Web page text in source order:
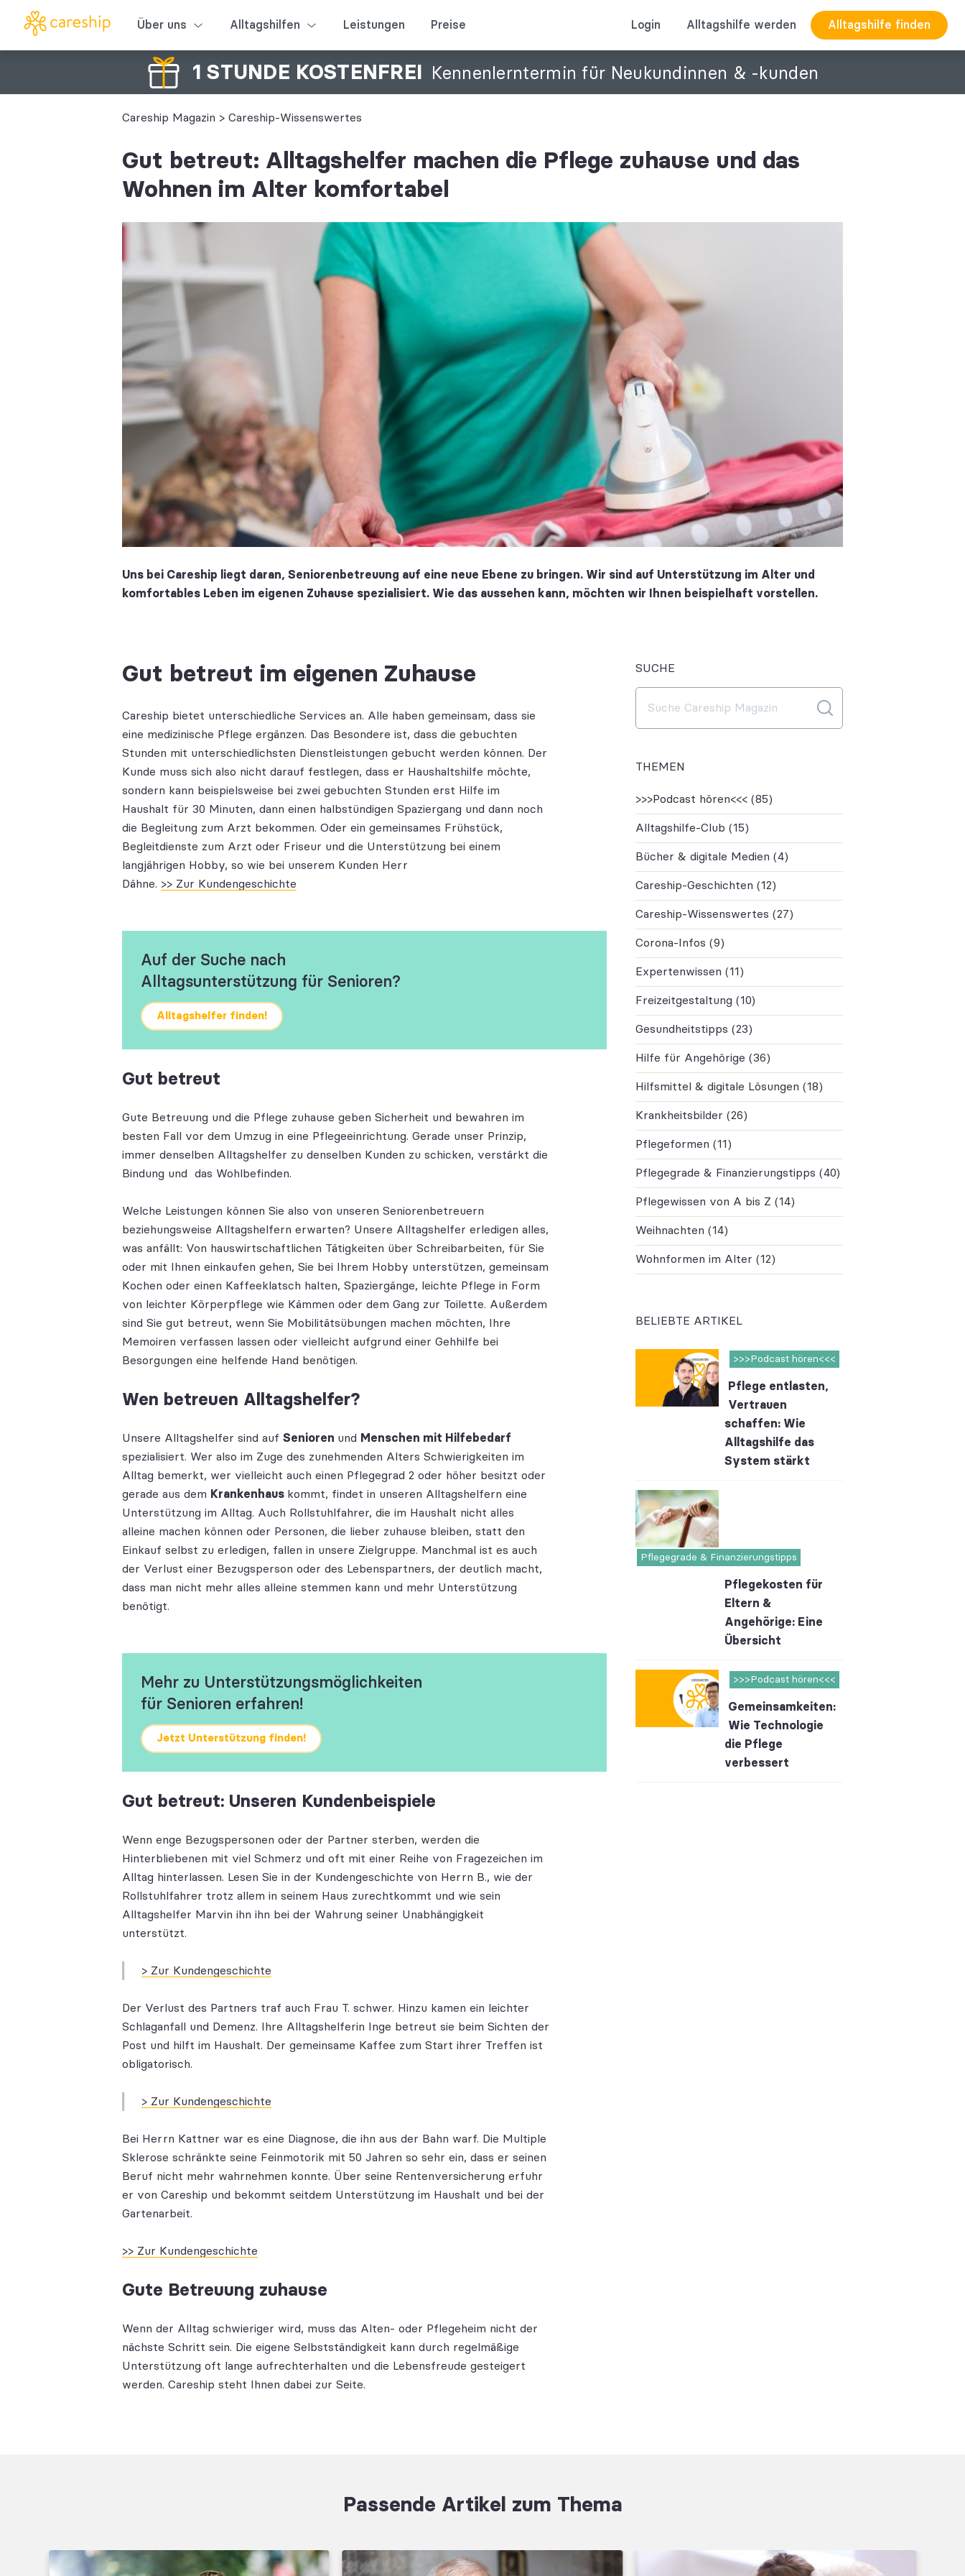
Über uns Alltagshilfen Leistungen Preise Login Alltagshilfe werden Alltagshilfe finden
1 STUNDE KOSTENFREI Kennenlerntermin für Neukundinnen & -kunden
Careship Magazin >Careship-Wissenswertes
Gut betreut: Alltagshelfer machen die Pflege zuhause und das
Wohnen im Alter komfortabel
Uns bei Careship liegt daran, Seniorenbetreuung auf eine neue Ebene zu bringen. Wir sind auf Unterstützung im Alter und
komfortables Leben im eigenen Zuhause spezialisiert. Wie das aussehen kann, möchten wir Ihnen beispielhaft vorstellen.
Gut betreut im eigenen Zuhause
Careship bietet unterschiedliche Services an. Alle haben gemeinsam, dass sie
eine medizinische Pflege ergänzen. Das Besondere ist, dass die gebuchten
Stunden mit unterschiedlichsten Dienstleistungen gebucht werden können. Der
Kunde muss sich also nicht darauf festlegen, dass er Haushaltshilfe möchte,
sondern kann beispielsweise bei zwei gebuchten Stunden erst Hilfe im
Haushalt für 30 Minuten, dann einen halbstündigen Spaziergang und dann noch
die Begleitung zum Arzt bekommen. Oder ein gemeinsames Frühstück,
Begleitdienste zum Arzt oder Friseur und die Unterstützung bei einem
langjährigen Hobby, so wie bei unserem Kunden Herr
Dähne. >> Zur Kundengeschichte
Auf der Suche nach
Alltagsunterstützung für Senioren?
Alltagshelfer finden!
Gut betreut
Gute Betreuung und die Pflege zuhause geben Sicherheit und bewahren im
besten Fall vor dem Umzug in eine Pflegeeinrichtung. Gerade unser Prinzip,
immer denselben Alltagshelfer zu denselben Kunden zu schicken, verstärkt die
Bindung und das Wohlbefinden.
Welche Leistungen können Sie also von unseren Seniorenbetreuern
beziehungsweise Alltagshelfern erwarten? Unsere Alltagshelfer erledigen alles,
was anfällt: Von hauswirtschaftlichen Tätigkeiten über Schreibarbeiten, für Sie
oder mit Ihnen einkaufen gehen, Sie bei Ihrem Hobby unterstützen, gemeinsam
Kochen oder einen Kaffeeklatsch halten, Spaziergänge, leichte Pflege in Form
von leichter Körperpflege wie Kämmen oder dem Gang zur Toilette. Außerdem
sind Sie gut betreut, wenn Sie Mobilitätsübungen machen möchten, Ihre
Memoiren verfassen lassen oder vielleicht aufgrund einer Gehhilfe bei
Besorgungen eine helfende Hand benötigen.
Wen betreuen Alltagshelfer?
Unsere Alltagshelfer sind aufSenioren und Menschen mit Hilfebedarf
spezialisiert. Wer also im Zuge des zunehmenden Alters Schwierigkeiten im
Alltag bemerkt, wer vielleicht auch einen Pflegegrad 2 oder höher besitzt oder
gerade aus dem Krankenhaus kommt, findet in unseren Alltagshelfern eine
Unterstützung im Alltag. Auch Rollstuhlfahrer, die im Haushalt nicht alles
alleine machen können oder Personen, die lieber zuhause bleiben, statt den
Einkauf selbst zu erledigen, fallen in unsere Zielgruppe. Manchmal ist es auch
der Verlust einer Bezugsperson oder des Lebenspartners, der deutlich macht,
dass man nicht mehr alles alleine stemmen kann und mehr Unterstützung
benötigt.
Mehr zu Unterstützungsmöglichkeiten
für Senioren erfahren!
Jetzt Unterstützung finden!
Gut betreut: Unseren Kundenbeispiele
Wenn enge Bezugspersonen oder der Partner sterben, werden die
Hinterbliebenen mit viel Schmerz und oft mit einer Reihe von Fragezeichen im
Alltag hinterlassen. Lesen Sie in der Kundengeschichte von Herrn B., wie der
Rollstuhlfahrer trotz allem in seinem Haus zurechtkommt und wie sein
Alltagshelfer Marvin ihn ihn bei der Wahrung seiner Unabhängigkeit
unterstützt.
> Zur Kundengeschichte
Der Verlust des Partners traf auch Frau T. schwer. Hinzu kamen ein leichter
Schlaganfall und Demenz. Ihre Alltagshelferin Inge betreut sie beim Sichten der
Post und hilft im Haushalt. Der gemeinsame Kaffee zum Start ihrer Treffen ist
obligatorisch.
> Zur Kundengeschichte
Bei Herrn Kattner war es eine Diagnose, die ihn aus der Bahn warf. Die Multiple
Sklerose schränkte seine Feinmotorik mit 50 Jahren so sehr ein, dass er seinen
Beruf nicht mehr wahrnehmen konnte. Über seine Rentenversicherung erfuhr
er von Careship und bekommt seitdem Unterstützung im Haushalt und bei der
Gartenarbeit.
>> Zur Kundengeschichte
Gute Betreuung zuhause
Wenn der Alltag schwieriger wird, muss das Alten- oder Pflegeheim nicht der
nächste Schritt sein. Die eigene Selbstständigkeit kann durch regelmäßige
Unterstützung oft lange aufrechterhalten und die Lebensfreude gesteigert
werden. Careship steht Ihnen dabei zur Seite.
SUCHE
THEMEN
>>>Podcast hören<<< (85)
Alltagshilfe-Club (15)
Bücher & digitale Medien (4)
Careship-Geschichten (12)
Careship-Wissenswertes (27)
Corona-Infos (9)
Expertenwissen (11)
Freizeitgestaltung (10)
Gesundheitstipps (23)
Hilfe für Angehörige (36)
Hilfsmittel & digitale Lösungen (18)
Krankheitsbilder (26)
Pflegeformen (11)
Pflegegrade & Finanzierungstipps (40)
Pflegewissen von A bis Z (14)
Weihnachten (14)
Wohnformen im Alter (12)
BELIEBTE ARTIKEL
>>>Podcast hören<<<
Pflege entlasten,
Vertrauen
schaffen: Wie
Alltagshilfe das
System stärkt
Pflegegrade & Finanzierungstipps
Pflegekosten für
Eltern &
Angehörige: Eine
Übersicht
>>>Podcast hören<<<
Gemeinsamkeiten:
Wie Technologie
die Pflege
verbessert
Passende Artikel zum Thema